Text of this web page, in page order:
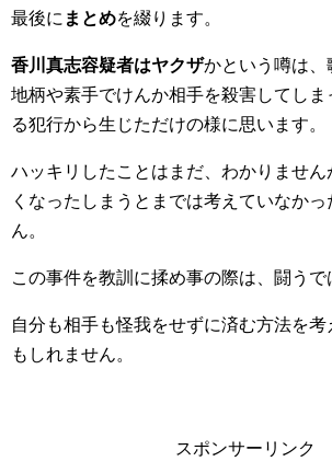
最後に まとめを綴ります。
香川真志容疑者はヤクザかという噂は、
地柄や素手でけんか相手を殺害してしま
る犯行から生じただけの様に思います。
ハッキリしたことはまだ、わかりませ
くなったしまうとまでは考えていなか
ん。
この事件を教訓に揉め事の際は、闘うで
自分も相手も怪我をせずに済む方法を
もしれません。
スポンサーリンク